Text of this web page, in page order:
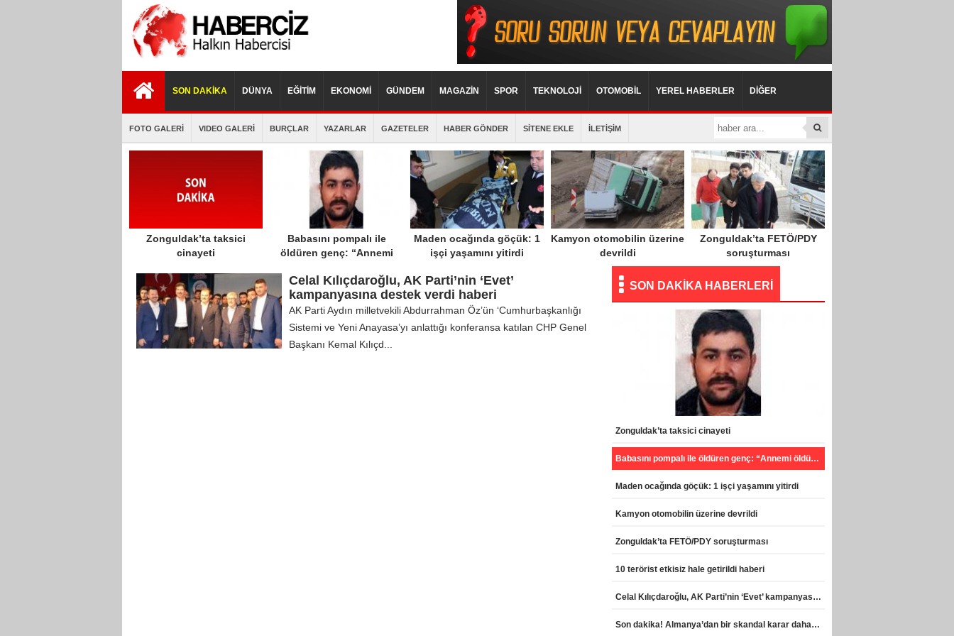
SON DAKİKA DÜNYA EĞİTİM EKONOMİ GÜNDEM MAGAZİN SPOR TEKNOLOJİ OTOMOBİL YEREL HABERLER DİĞER
FOTO GALERİ VIDEO GALERİ BURÇLAR YAZARLAR GAZETELER HABER GÖNDER SİTENE EKLE İLETİŞİM
Zonguldak’ta taksici
cinayeti
Babasını pompalı ile
öldüren genç: “Annemi
hareket ettim”
Maden ocağında göçük: 1
işçi yaşamını yitirdi
Kamyon otomobilin üzerine
devrildi
Zonguldak’ta FETÖ/PDY
soruşturması
Celal Kılıçdaroğlu, AK Parti’nin ‘Evet’
kampanyasına destek verdi haberi
AK Parti Aydın milletvekili Abdurrahman Öz’ün ‘Cumhurbaşkanlığı
Sistemi ve Yeni Anayasa’yı anlattığı konferansa katılan CHP Genel
Başkanı Kemal Kılıçd...
SON DAKİKA HABERLERİ
Zonguldak’ta taksici cinayeti
Babasını pompalı ile öldüren genç: “Annemi öldürecekti, can havliyle hareket ettim”
Maden ocağında göçük: 1 işçi yaşamını yitirdi
Kamyon otomobilin üzerine devrildi
Zonguldak’ta FETÖ/PDY soruşturması
10 terörist etkisiz hale getirildi haberi
Celal Kılıçdaroğlu, AK Parti’nin ‘Evet’ kampanyasına destek verdi haberi
Son dakika! Almanya’dan bir skandal karar daha! haberi